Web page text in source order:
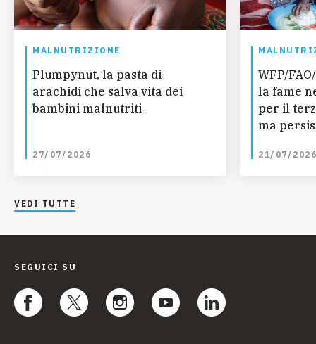
MALNUTRIZIONE
Plumpynut, la pasta di
arachidi che salva vita dei
bambini malnutriti
27/07/2026
WFP/
la fame
per il
ma
ONU
21/07/2026
VEDI TUTTE
SEGUICI SU